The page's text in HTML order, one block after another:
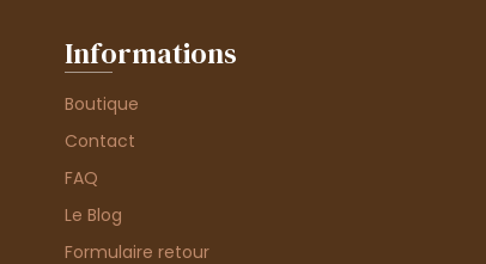
Informations
Boutique
Contact
FAQ
Le Blog
Formulaire retour